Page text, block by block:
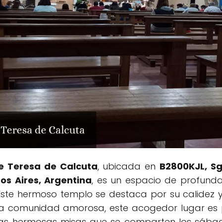
Teresa de Calcuta, ubicada en B2800KJL,
Aires, Argentina, es un espacio de
hermoso templo se destaca por su calidez
comunidad amorosa, este acogedor lugar